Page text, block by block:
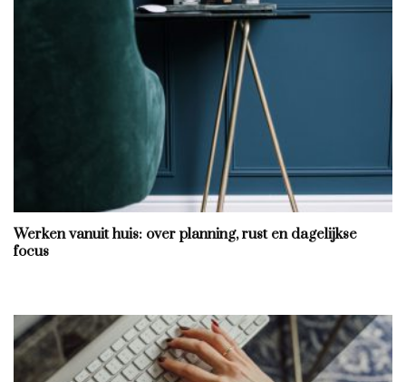
Werken vanuit huis: over planning, rust en dagelijkse
focus